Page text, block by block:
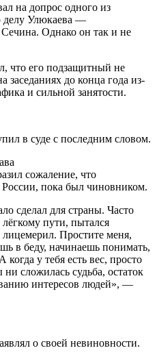
на допрос одного из
делу Улюкаева —
Однако он так и не
что его подзащитный не
заседаниях до конца года из-
и сильной занятости.
в суде с последним словом.
сожаление, что
России, пока был чиновником.
сделал для страны. Часто
пути​, пытался
Простите меня,
в беду, начинаешь понимать,
у тебя есть вес, просто
сложилась судьба, остаток
интересов людей»​, —
о своей невиновности.